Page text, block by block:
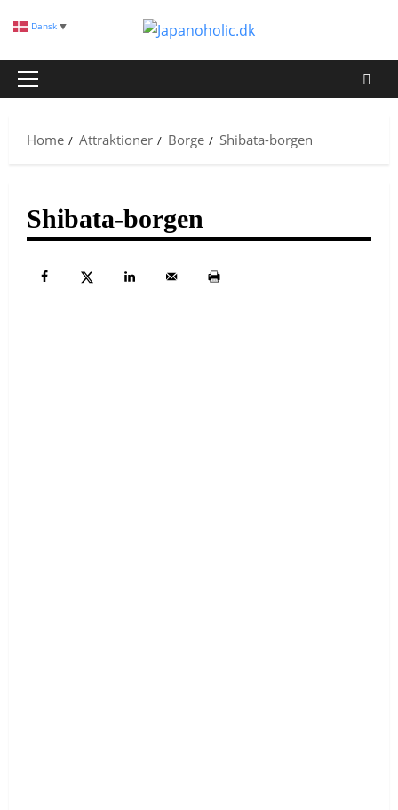
content
Primary
Home
Attraktioner Borge Shibata-borgen
Shibata-borgen
Dansk ▼